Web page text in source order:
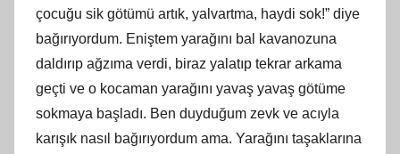
çocuğu sik götümü artık, yalvartma, haydi sok!” diye
bağırıyordum. Eniştem yarağını bal kavanozuna
daldırıp ağzıma verdi, biraz yalatıp tekrar arkama
geçti ve o kocaman yarağını yavaş yavaş götüme
sokmaya başladı. Ben duyduğum zevk ve acıyla
karışık nasıl bağırıyordum ama. Yarağını taşaklarına